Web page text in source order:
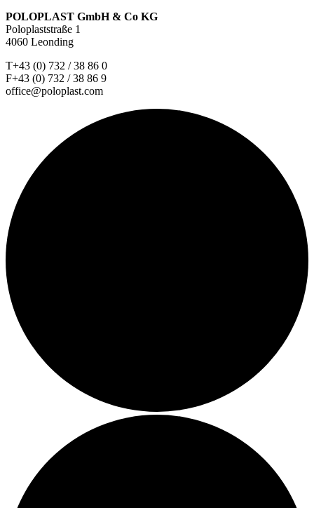
POLOPLAST GmbH & Co KG
Poloplaststraße 1
4060 Leonding
T+43 (0) 732 / 38 86 0
F+43 (0) 732 / 38 86 9
office@poloplast.com